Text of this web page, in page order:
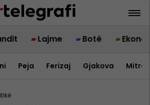
Lajme Botë
Peja Ferizaj Gjakova